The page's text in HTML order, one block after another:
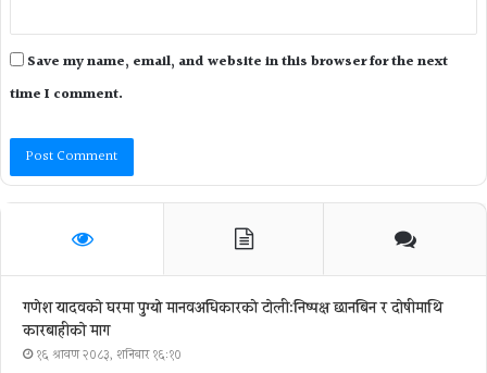
Save my name, email, and website in this browser for the next
time I comment.
गणेश यादवको घरमा पुग्याे मानवअधिकारकाे टोली:निष्पक्ष छानबिन र दोषीमाथि
कारबाहीको माग
१६ श्रावण २०८३, शनिबार १६:१०